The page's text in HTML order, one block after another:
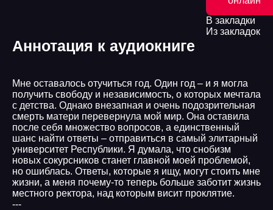
В закладки
Из закладок
Аннотация к аудиокниге
Мне оставалось отучиться год. Один год – и я могла
получить свободу и независимость, о которых мечтала
с детства. Однако внезапная и очень подозрительная
смерть матери перевернула мой мир. Она оставила
после себя множество вопросов, а единственный
шанс найти ответы – отправиться в самый элитарный
университет Республики. Я думала, что снобизм
новых сокурсников станет главной моей проблемой,
но ошиблась. Ответы, которые я ищу, могут стоить мне
жизни, а меня почему-то теперь больше заботит жизнь
местного ректора, над которым висит проклятие.
---